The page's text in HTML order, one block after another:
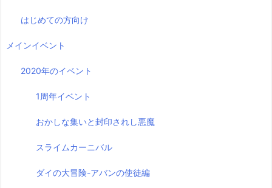
はじめての方向け
メインイベント
2020年のイベント
1周年イベント
おかしな集いと封印されし悪魔
スライムカーニバル
ダイの大冒険-アバンの使徒編